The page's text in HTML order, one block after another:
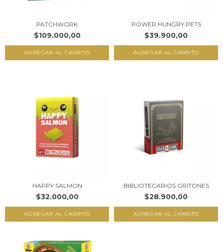
PATCHWORK
$109.000,00
POWER HUNGRY PETS
$39.900,00
HAPPY SALMON
$32.000,00
BIBLIOTECARIOS GRITONES
$28.900,00